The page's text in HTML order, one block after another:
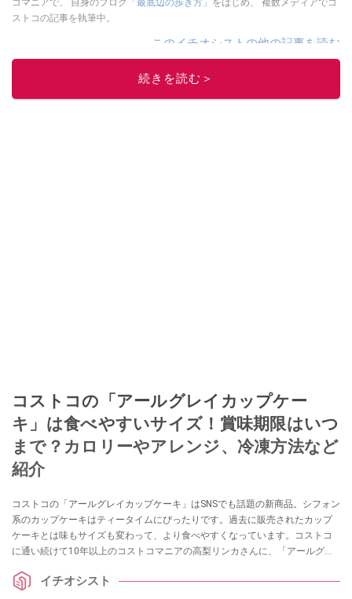
コマニアで、 自身のブログ 「最底辺の歩き方」 をはじめ、 複数メディアでコ
ストコの記事を執筆中。
このイチオシストの他の記事を読む
続きを読む＞
コストコの「アールグレイカップケー
キ」は食べやすいサイズ！賞味期限はいつ
まで？カロリーやアレンジ、冷凍方法など
紹介
コストコの「アールグレイカップケーキ」はSNSでも話題の新商品。シフォン
系のカップケーキはティータイムにぴったりです。過去に販売されたカップ
ケーキとは味もサイズも変わって、より食べやすくなっています。コストコ
に通い続けて10年以上のコストコマニアの高梨リンカさんに、「アールグレ
イチオシスト